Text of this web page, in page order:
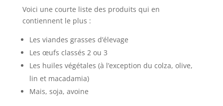
Voici une courte liste des produits qui en
contiennent le plus :
Les viandes grasses d’élevage
Les œufs classés 2 ou 3
Les huiles végétales (à l’exception du colza, olive,
lin et macadamia)
Mais, soja, avoine